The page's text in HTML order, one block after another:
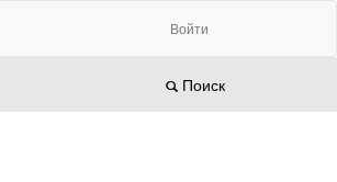
Войти
Поиск